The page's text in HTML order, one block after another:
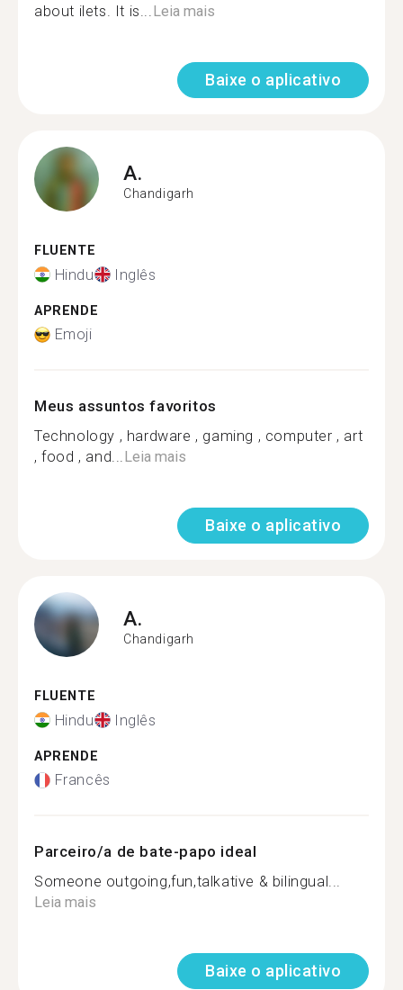
about ilets. It is...Leia mais
Baixe o aplicativo
A.
Chandigarh
FLUENTE
Hindu Inglês
APRENDE
Emoji
Meus assuntos favoritos
Technology , hardware , gaming , computer , art
, food , and...Leia mais
Baixe o aplicativo
A.
Chandigarh
FLUENTE
Hindu Inglês
APRENDE
Francês
Parceiro/a de bate-papo ideal
Someone outgoing,fun,talkative & bilingual...
Leia mais
Baixe o aplicativo